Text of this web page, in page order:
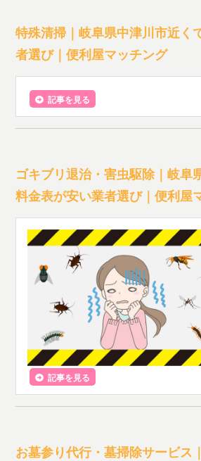
特殊清掃｜岐阜県中津川市近く
者選び｜便利屋マッチング
記事を見る
ゴキブリ退治・害虫駆除｜岐阜
料金表が安い業者選び｜便利屋
記事を見る
お墓参り代行・墓掃除サービス